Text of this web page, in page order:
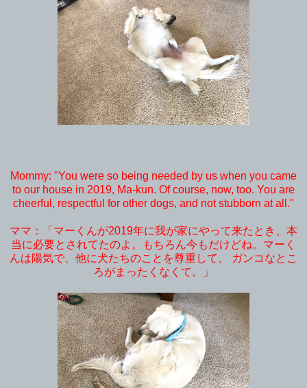
Mommy: "You were so being needed by us when you came
to our house in 2019, Ma-kun. Of course, now, too. You are
cheerful, respectful for other dogs, and not stubborn at all."
ママ：「マーくんが2019年に我が家にやって来たとき、本
当に必要とされてたのよ。もちろん今もだけどね。マーく
んは陽気で、他に犬たちのことを尊重して、 ガンコなとこ
ろがまったくなくて。」